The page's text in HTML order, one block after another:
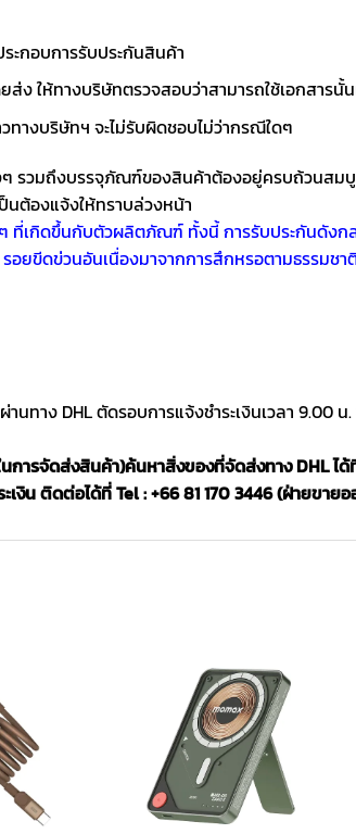
ะกอบการรับประกันสินค้า
ให้ทางบริษัทตรวจสอบว่าสามารถใช้เอกสารนั้
างบริษัทฯ จะไม่รับผิดชอบไม่ว่ากรณีใดๆ
รวมถึงบรรจุภัณฑ์ของสินค้าต้องอยู่ครบถ้วนสม
นต้องแจ้งให้ทราบล่วงหน้า
ที่เกิดขึ้นกับตัวผลิตภัณฑ์ ทั้งนี้ การรับประกันดัง
ขีดข่วนอันเนื่องมาจากการสึกหรอตามธรรมช
ทาง DHL ตัดรอบการแจ้งชำระเงินเวลา 9.00
การจัดส่งสินค้า)ค้นหาสิ่งของที่จัดส่งทาง DHL ได้
น ติดต่อได้ที่ Tel : +66 81 170 3446 (ฝ่ายขาย